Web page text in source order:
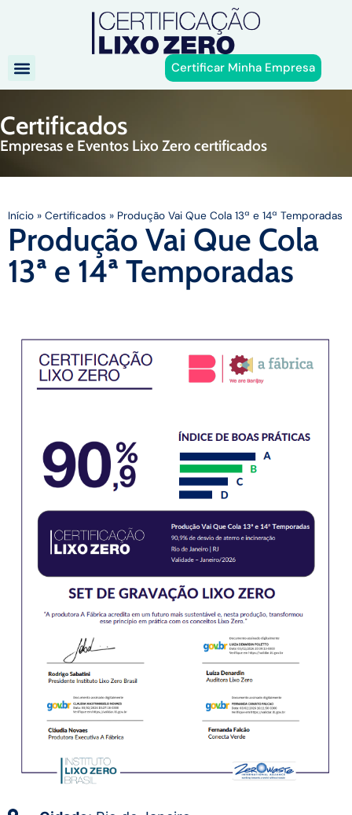
Certificar Minha Empresa
Certificados
Empresas e Eventos Lixo Zero certificados
Início » Certificados » Produção Vai Que Cola 13ª e 14ª Temporadas
Produção Vai Que Cola
13ª e 14ª Temporadas